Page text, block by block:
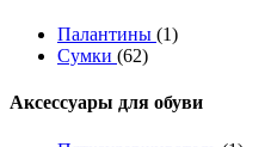
Палантины (1)
Сумки (62)
Аксессуары для обуви